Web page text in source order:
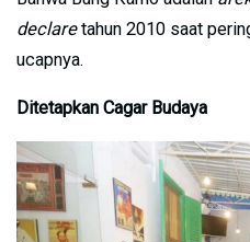
declaretahun 2010 saat
ucapnya.
Ditetapkan Cagar Budaya